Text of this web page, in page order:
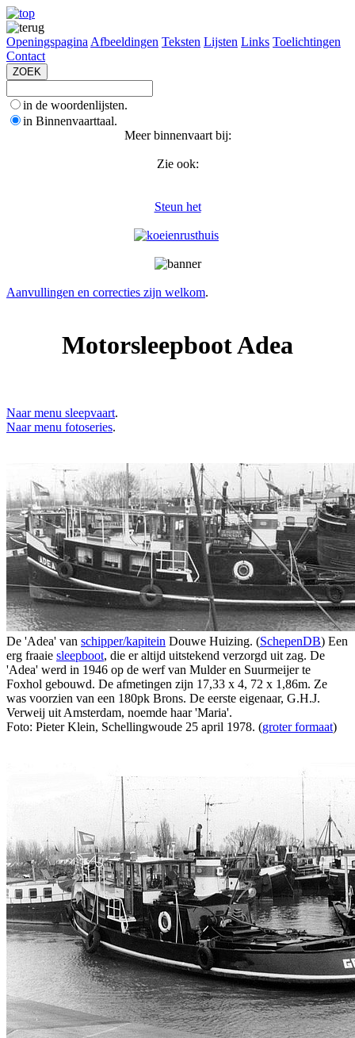
Openingspagina Afbeeldingen Teksten Lijsten Links Toelichtingen
Contact
in de woordenlijsten.
in Binnenvaarttaal.
Meer binnenvaart bij:
Zie ook:
Steun het
Aanvullingen en correcties zijn welkom.
Motorsleepboot Adea
Naar menu sleepvaart.
Naar menu fotoseries.
De 'Adea' van schipper/kapitein Douwe Huizing. (SchepenDB) Een
erg fraaie sleepboot, die er altijd uitstekend verzorgd uit zag. De
'Adea' werd in 1946 op de werf van Mulder en Suurmeijer te
Foxhol gebouwd. De afmetingen zijn 17,33 x 4, 72 x 1,86m. Ze
was voorzien van een 180pk Brons. De eerste eigenaar, G.H.J.
Verweij uit Amsterdam, noemde haar 'Maria'.
Foto: Pieter Klein, Schellingwoude 25 april 1978. (groter formaat)